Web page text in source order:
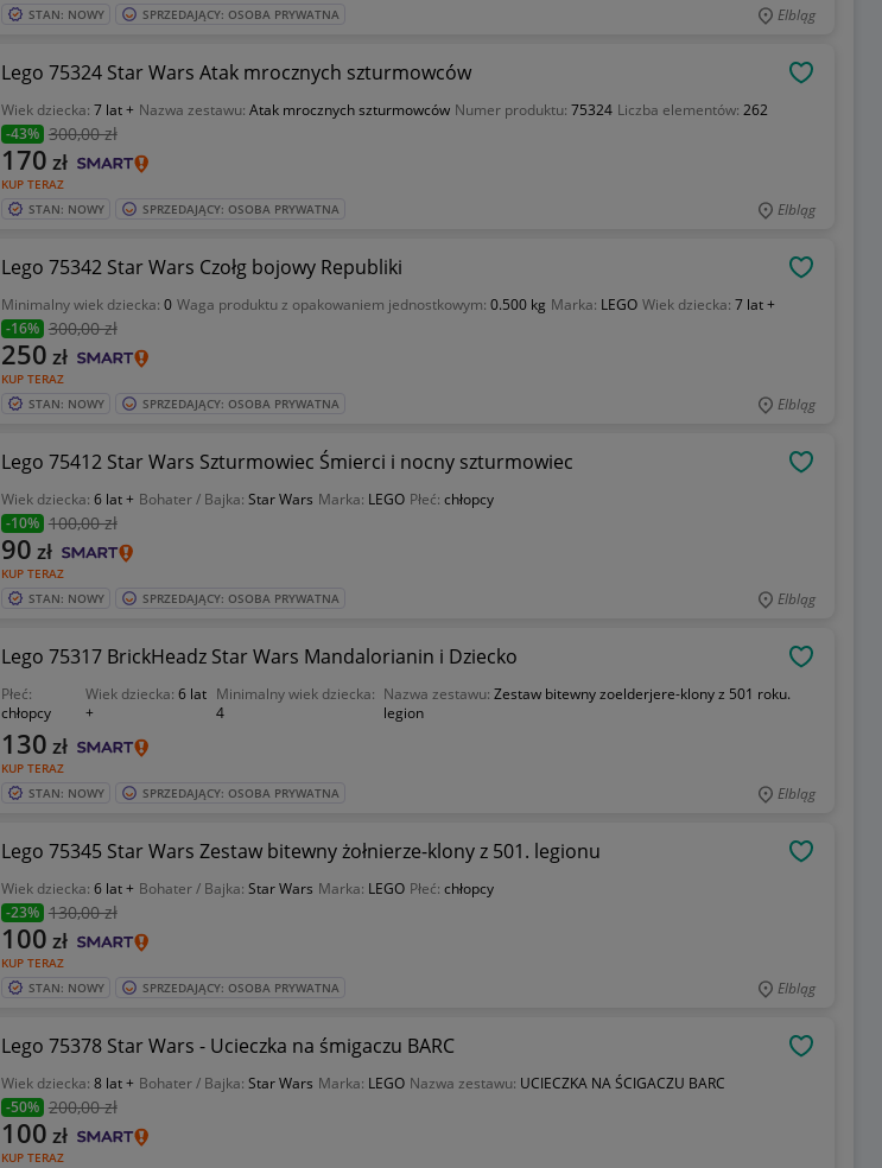
STAN: NOWY SPRZEDAJĄCY: OSOBA PRYWATNA Elbląg
Lego 75324 Star Wars Atak mrocznych szturmowców
Wiek dziecka: 7 lat + Nazwa zestawu: Atak mrocznych szturmowców Numer produktu: 75324 Liczba elementów: 262
-43% 300,00 zł
KUP TERAZ
170 zł
STAN: NOWY SPRZEDAJĄCY: OSOBA PRYWATNA Elbląg
Lego 75342 Star Wars Czołg bojowy Republiki
Minimalny wiek dziecka: 0 Waga produktu z opakowaniem jednostkowym: 0.500 kg Marka: LEGO Wiek dziecka: 7 lat +
-16% 300,00 zł
KUP TERAZ
250 zł
STAN: NOWY SPRZEDAJĄCY: OSOBA PRYWATNA Elbląg
Lego 75412 Star Wars Szturmowiec Śmierci i nocny szturmowiec
Wiek dziecka: 6 lat + Bohater / Bajka: Star Wars Marka: LEGO Płeć: chłopcy
-10% 100,00 zł
KUP TERAZ
90 zł
STAN: NOWY SPRZEDAJĄCY: OSOBA PRYWATNA Elbląg
Lego 75317 BrickHeadz Star Wars Mandalorianin i Dziecko
Płeć:
chłopcy
Wiek dziecka:6 lat
+
Minimalny wiek dziecka:
4
Nazwa zestawu: Zestaw bitewny zoelderjere-klony z 501 roku.
legion
KUP TERAZ
130 zł
STAN: NOWY SPRZEDAJĄCY: OSOBA PRYWATNA Elbląg
Lego 75345 Star Wars Zestaw bitewny żołnierze-klony z 501. legionu
Wiek dziecka: 6 lat + Bohater / Bajka: Star Wars Marka: LEGO Płeć: chłopcy
-23% 130,00 zł
KUP TERAZ
100 zł
STAN: NOWY SPRZEDAJĄCY: OSOBA PRYWATNA Elbląg
Lego 75378 Star Wars - Ucieczka na śmigaczu BARC
Wiek dziecka: 8 lat + Bohater / Bajka: Star Wars Marka: LEGO Nazwa zestawu: UCIECZKA NA ŚCIGACZU BARC
-50% 200,00 zł
KUP TERAZ
100 zł